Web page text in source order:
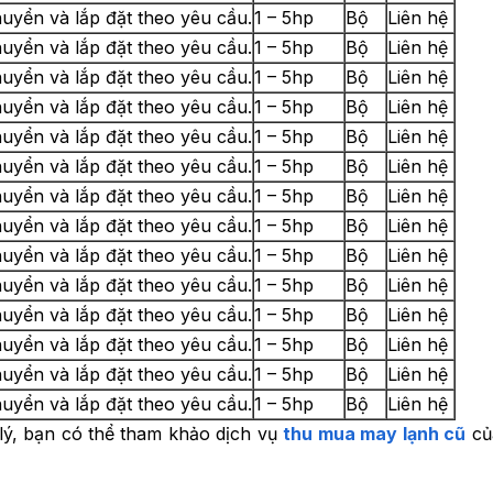
và lắp đặt theo yêu cầu.1 – 5hp Bộ
Liên hệ
và lắp đặt theo yêu cầu.1 – 5hp Bộ
Liên hệ
và lắp đặt theo yêu cầu.1 – 5hp Bộ
Liên hệ
và lắp đặt theo yêu cầu.1 – 5hp Bộ
Liên hệ
và lắp đặt theo yêu cầu.1 – 5hp Bộ
Liên hệ
và lắp đặt theo yêu cầu.1 – 5hp Bộ
Liên hệ
và lắp đặt theo yêu cầu.1 – 5hp Bộ
Liên hệ
và lắp đặt theo yêu cầu.1 – 5hp Bộ
Liên hệ
và lắp đặt theo yêu cầu.1 – 5hp Bộ
Liên hệ
và lắp đặt theo yêu cầu.1 – 5hp Bộ
Liên hệ
và lắp đặt theo yêu cầu.1 – 5hp Bộ
Liên hệ
và lắp đặt theo yêu cầu.1 – 5hp Bộ
Liên hệ
và lắp đặt theo yêu cầu.1 – 5hp Bộ
Liên hệ
và lắp đặt theo yêu cầu.1 – 5hp Bộ
Liên hệ
bạn có thể tham khảo dịch vụthu mua may lạnh cũ